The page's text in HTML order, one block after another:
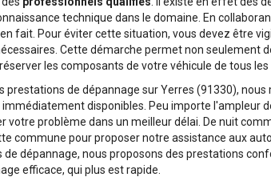
technique dans le domaine. En
fait. Pour éviter cette situation, vous devez être
Cette démarche permet non seulement
les composants de votre véhicule de tous les
prestations de dépannage sur Yerres (91330),
disponibles. Peu importe l'ampleur
votre problème dans un meilleur délai. De nuit
commune pour proposer notre assistance aux
dépannage, nous proposons des prestations
efficace, qui plus est rapide.